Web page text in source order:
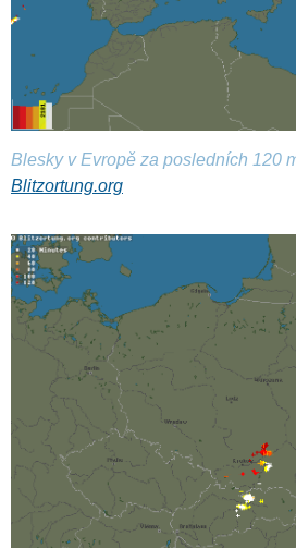
Blesky v Evropě za posledních 120
Blitzortung.org